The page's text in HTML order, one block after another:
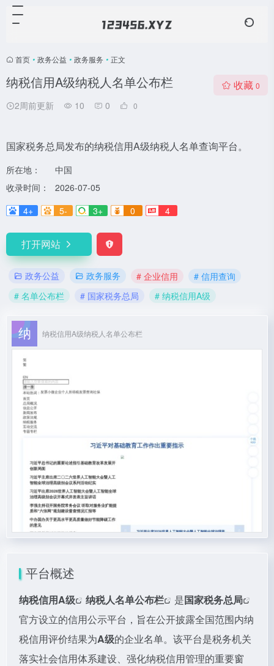
首页 • 政务公益 • 政务服务 • 正文
纳税信用A级纳税人名单公布栏
2周前更新 10 0 0
收藏 0
国家税务总局发布的纳税信用A级纳税人名单查询平台。
所在地：
中国
收录时间：
2026-07-05
4+
5- 3+ 0 4
打开网站
政务公益 政务服务 # 企业信用
# 信用查询
# 名单公布栏
# 国家税务总局 # 纳税信用A级
纳税信用A级纳税人名单公布栏
平台概述
纳税信用A级 纳税人名单公布栏 是国家税务总局
官方设立的信用公示平台，旨在公开披露全国范围内纳
税信用评价结果为A级的企业名单。该平台是税务机关
落实社会信用体系建设、强化纳税信用管理的重要窗